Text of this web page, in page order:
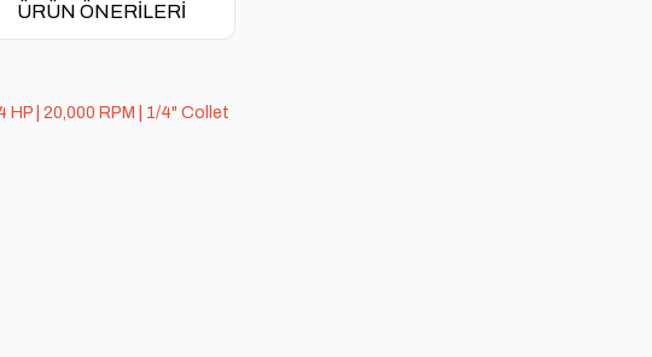
ÜRÜN ÖNERILERI
HP | 20,000 RPM | 1/4" Collet